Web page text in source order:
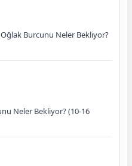
Burcunu Neler Bekliyor?
Neler Bekliyor? (10-16